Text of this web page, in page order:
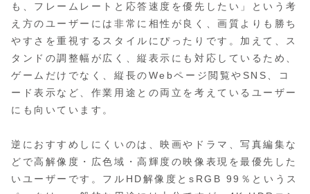
も、フレームレートと応答速度を優先したい」という考
え方のユーザーには非常に相性が良く、画質よりも勝ち
やすさを重視するスタイルにぴったりです。加えて、ス
タンドの調整幅が広く、縦表示にも対応しているため、
ゲームだけでなく、縦長のWebページ閲覧やSNS、コ
ード表示など、作業用途との両立を考えているユーザー
にも向いています。
逆におすすめしにくいのは、映画やドラマ、写真編集な
どで高解像度・広色域・高輝度の映像表現を最優先した
いユーザーです。フルHD解像度とsRGB 99％というス